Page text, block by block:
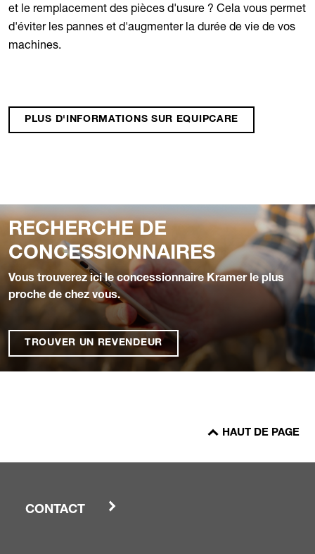
et le remplacement des pièces d'usure ? Cela vous permet
d'éviter les pannes et d'augmenter la durée de vie de vos
machines.
PLUS D'INFORMATIONS SUR EQUIPCARE
RECHERCHE DE
CONCESSIONNAIRES
Vous trouverez ici le concessionnaire Kramer le plus
proche de chez vous.
TROUVER UN REVENDEUR
HAUT DE PAGE
CONTACT